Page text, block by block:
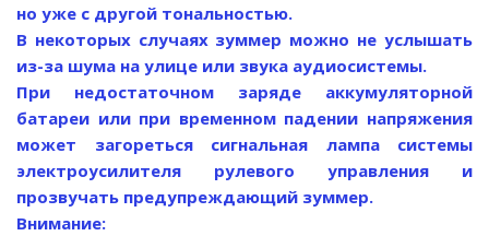
но уже с другой тональностью.
В некоторых случаях зуммер можно не услышать
из-за шума на улице или звука аудиосистемы.
При недостаточном заряде аккумуляторной
батареи или при временном падении напряжения
может загореться сигнальная лампа системы
электроусилителя рулевого управления и
прозвучать предупреждающий зуммер.
Внимание: